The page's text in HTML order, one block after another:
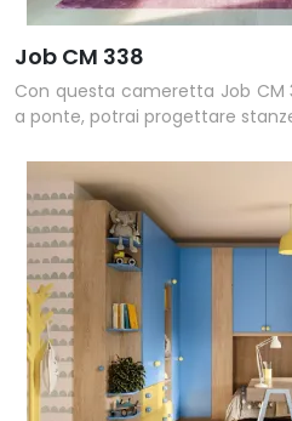
Job CM 338
Con questa cameretta Job CM
a ponte, potrai progettare